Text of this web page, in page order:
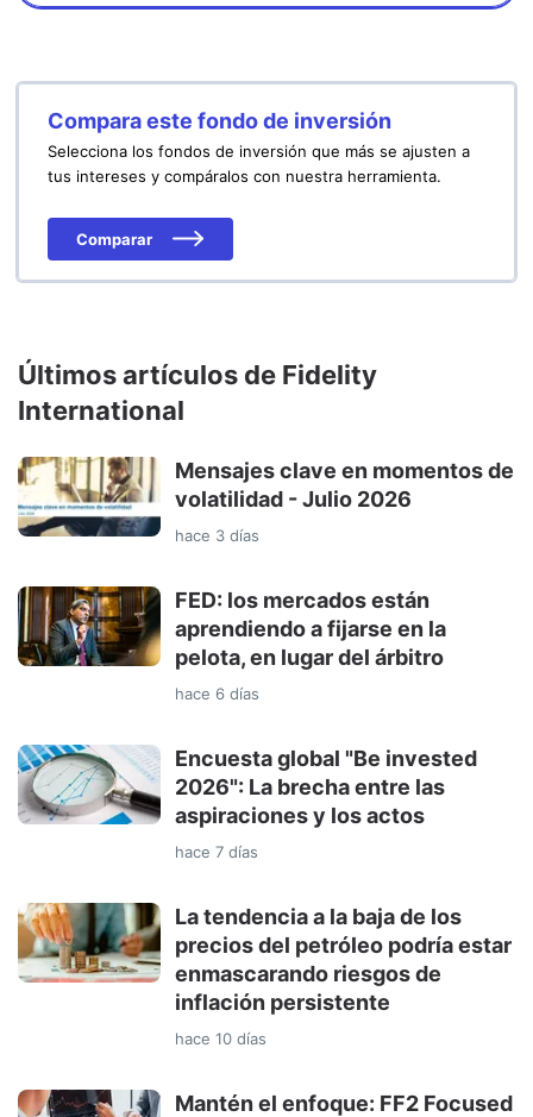
Compara este fondo de inversión
Selecciona los fondos de inversión que más se ajusten a
tus intereses y compáralos con nuestra herramienta.
Comparar
Últimos artículos de Fidelity
International
Mensajes clave en momentos de
volatilidad - Julio 2026
hace 3 días
FED: los mercados están
aprendiendo a fijarse en la
pelota, en lugar del árbitro
hace 6 días
Encuesta global "Be invested
2026": La brecha entre las
aspiraciones y los actos
hace 7 días
La tendencia a la baja de los
precios del petróleo podría estar
enmascarando riesgos de
inflación persistente
hace 10 días
Mantén el enfoque: FF2 Focused